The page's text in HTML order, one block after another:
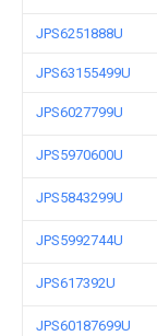
JPS6251888U
JPS63155499U
JPS6027799U
JPS5970600U
JPS5843299U
JPS5992744U
JPS617392U
JPS60187699U